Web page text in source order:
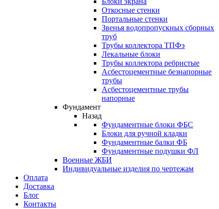
Откосные стенки
Портальные стенки
Звенья водопропускных сборных
труб
Трубы коллектора ТПФэ
Лекальные блоки
Трубы коллектора ребристые
Асбестоцементные безнапорные
трубы
Асбестоцементные трубы
напорные
Фундамент
Назад
Фундаментные блоки ФБС
Блоки для ручной кладки
Фундаментные балки ФБ
Фундаментные подушки ФЛ
Военные ЖБИ
Индивидуальные изделия по чертежам
Оплата
Доставка
Блог
Контакты